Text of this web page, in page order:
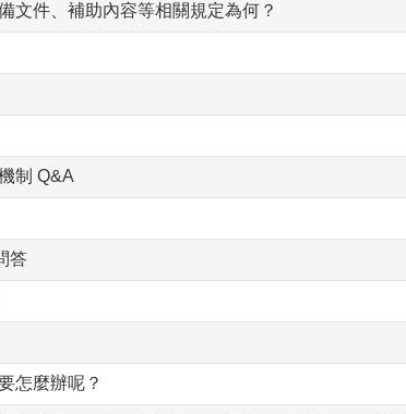
文件、補助內容等相關規定為何？
制 Q&A
答
怎麼辦呢？